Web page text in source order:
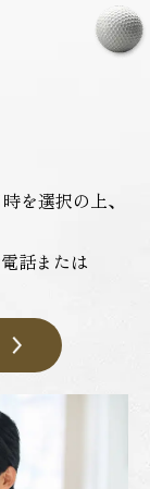
を選択の上、
話または
ださい。
す。
ご確認をお願い
済をご利用い